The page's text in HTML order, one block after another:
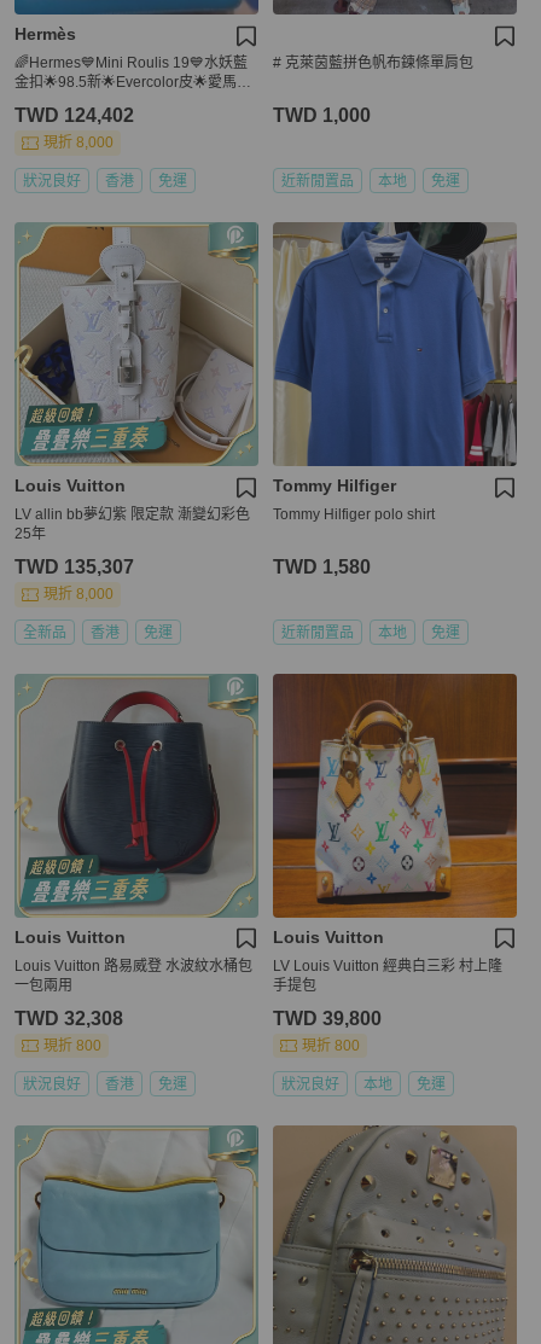
Hermès
🌈Hermes💙Mini Roulis 19💙水妖藍
金扣🌟98.5新🌟Evercolor皮🌟愛馬仕
TWD 124,402
現折 8,000
狀況良好 香港 免運
# 克萊茵藍拼色帆布鍊條單肩包
TWD 1,000
近新閒置品 本地 免運
Louis Vuitton
LV allin bb夢幻紫 限定款 漸變幻彩色
25年
TWD 135,307
現折 8,000
全新品 香港 免運
Tommy Hilfiger
Tommy Hilfiger polo shirt
TWD 1,580
近新閒置品 本地 免運
Louis Vuitton
Louis Vuitton 路易威登 水波紋水桶包
一包兩用
TWD 32,308
現折 800
狀況良好 香港 免運
Louis Vuitton
LV Louis Vuitton 經典白三彩 村上隆
手提包
TWD 39,800
現折 800
狀況良好 本地 免運